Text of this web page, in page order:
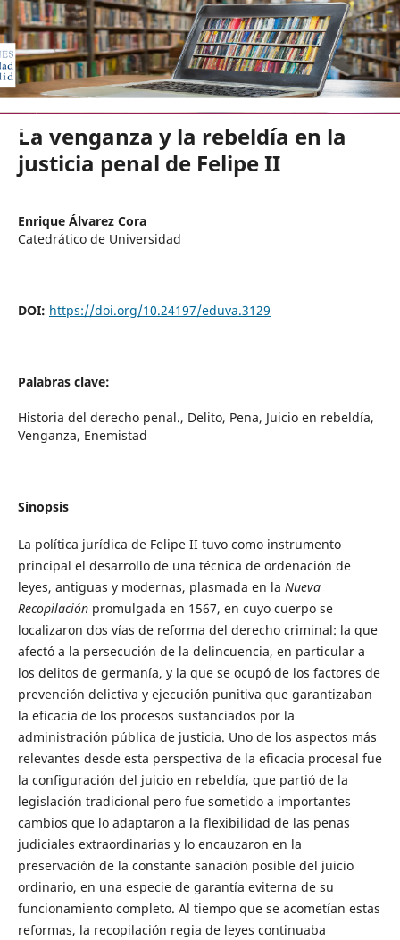
EDICIONES UNIVERSIDAD DE
La venganza y la rebeldía en la
justicia penal de Felipe II
Enrique Álvarez Cora
Catedrático de Universidad
DOI: https://doi.org/10.24197/eduva.3129
Palabras clave:
Historia del derecho penal., Delito, Pena, Juicio en rebeldía,
Venganza, Enemistad
Sinopsis
La política jurídica de Felipe II tuvo como instrumento
principal el desarrollo de una técnica de ordenación de
leyes, antiguas y modernas, plasmada en la Nueva
Recopilaciónpromulgada en 1567, en cuyo cuerpo se
localizaron dos vías de reforma del derecho criminal: la que
afectó a la persecución de la delincuencia, en particular a
los delitos de germanía, y la que se ocupó de los factores de
prevención delictiva y ejecución punitiva que garantizaban
la eficacia de los procesos sustanciados por la
administración pública de justicia. Uno de los aspectos más
relevantes desde esta perspectiva de la eficacia procesal fue
la configuración del juicio en rebeldía, que partió de la
legislación tradicional pero fue sometido a importantes
cambios que lo adaptaron a la flexibilidad de las penas
judiciales extraordinarias y lo encauzaron en la
preservación de la constante sanación posible del juicio
ordinario, en una especie de garantía eviterna de su
funcionamiento completo. Al tiempo que se acometían estas
reformas, la recopilación regia de leyes continuaba